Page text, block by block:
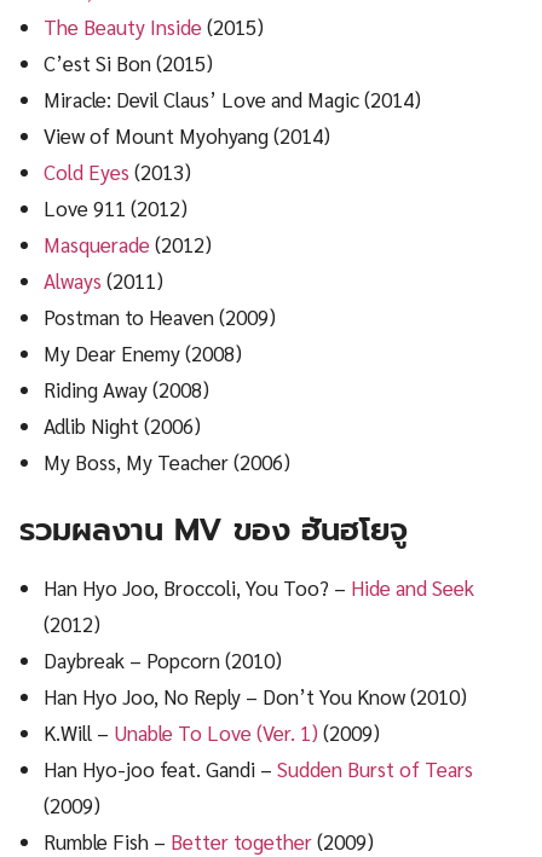
The Beauty Inside(2015)
C’est Si Bon (2015)
Miracle: Devil Claus’ Love and Magic (2014)
View of Mount Myohyang (2014)
Cold Eyes (2013)
Love 911 (2012)
Masquerade(2012)
Always(2011)
Postman to Heaven (2009)
My Dear Enemy (2008)
Riding Away (2008)
Adlib Night (2006)
My Boss, My Teacher (2006)
รวมผลงาน MV ของ ฮันฮโยจู
Han Hyo Joo, Broccoli, You Too? – Hide and Seek
(2012)
Daybreak – Popcorn (2010)
Han Hyo Joo, No Reply – Don’t You Know (2010)
K.Will – Unable To Love (Ver. 1)(2009)
Han Hyo-joo feat. Gandi –Sudden Burst of Tears
(2009)
Rumble Fish – Better together(2009)